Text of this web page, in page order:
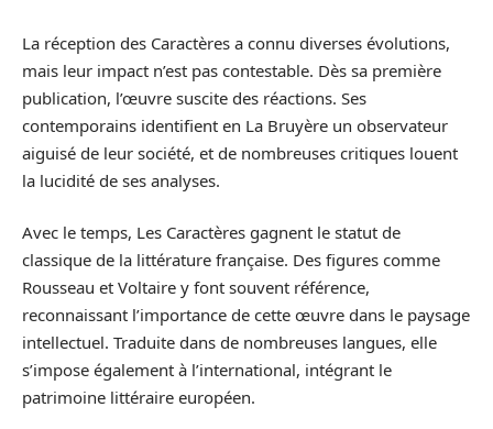
La réception des Caractères a connu diverses évolutions,
mais leur impact n’est pas contestable. Dès sa première
publication, l’œuvre suscite des réactions. Ses
contemporains identifient en La Bruyère un observateur
aiguisé de leur société, et de nombreuses critiques louent
la lucidité de ses analyses.
Avec le temps, Les Caractères gagnent le statut de
classique de la littérature française. Des figures comme
Rousseau et Voltaire y font souvent référence,
reconnaissant l’importance de cette œuvre dans le paysage
intellectuel. Traduite dans de nombreuses langues, elle
s’impose également à l’international, intégrant le
patrimoine littéraire européen.